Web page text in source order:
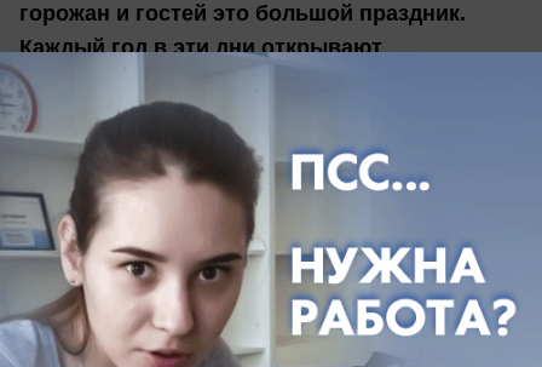
горожан и гостей это большой праздник.
Каждый год в эти дни открывают
обновленную Доску почета, а городу дарят
подарки.
В этом году сюрпризами для липчан стали
домик Петра I в Нижнем парке, который
украсила копия спущенного на воду
императором корабля "Гото Предестинация",
памятник липецкой семье, фотографирующейся
у знаменитого фотографа начала XX века